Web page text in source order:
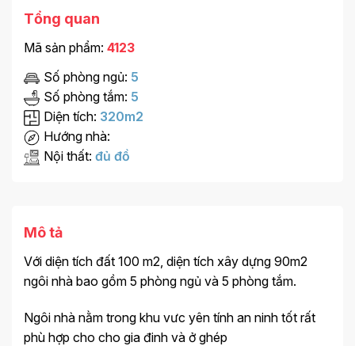
Tổng quan
Mã sản phẩm: 4123
Số phòng ngủ: 5
Số phòng tắm: 5
Diện tích: 320m2
Hướng nhà:
Nội thất: đủ đồ
Mô tả
Với diện tích đất 100 m2, diện tích xây dựng 90m2
ngôi nhà bao gồm 5 phòng ngủ và 5 phòng tắm.
Ngôi nhà nằm trong khu vưc yên tính an ninh tốt rất
phù hợp cho cho gia đinh và ở ghép